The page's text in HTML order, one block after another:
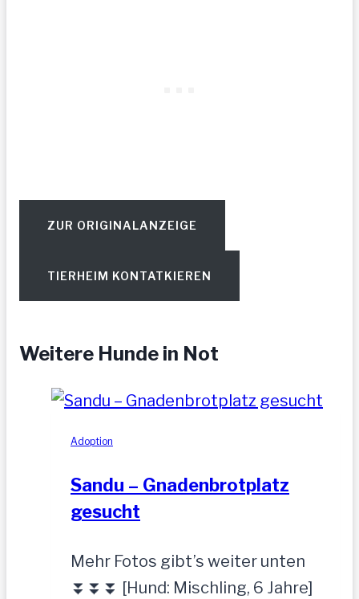
ZUR ORIGINALANZEIGE
TIERHEIM KONTATKIEREN
Weitere Hunde in Not
Adoption
Sandu – Gnadenbrotplatz
gesucht
Mehr Fotos gibt’s weiter unten
⏬⏬⏬ [Hund: Mischling, 6 Jahre]